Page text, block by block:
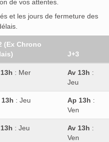
de vos attentes.
et les jours de fermeture des
(Ex Chrono
J+3
: Mer Av 13h :
Jeu
: Jeu Ap 13h :
Ven
: Jeu Av 13h :
Ven